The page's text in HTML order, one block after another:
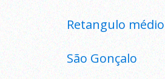
Retangulo médio
São Gonçalo